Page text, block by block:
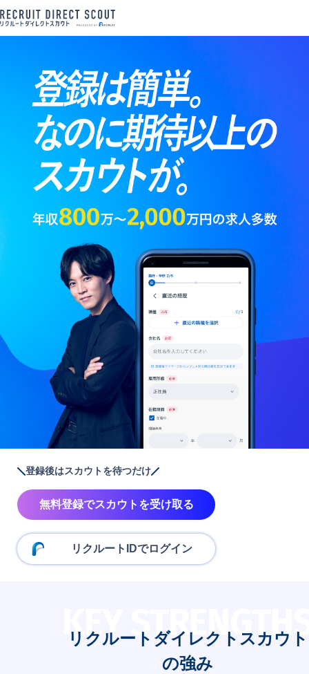
登録後はスカウトを待つだけ
無料登録でスカウトを受け取る
リクルートIDでログイン
KEY
リクルートダイレクトスカウト
の強み